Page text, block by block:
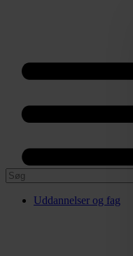
Uddannelser og fag